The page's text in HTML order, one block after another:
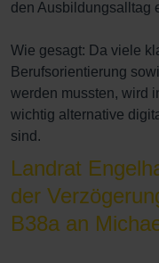
den Ausbildungsalltag
Wie gesagt: Da viele
Berufsorientierung
werden mussten, wird
wichtig alternative
sind.
Landrat
der
B38a an